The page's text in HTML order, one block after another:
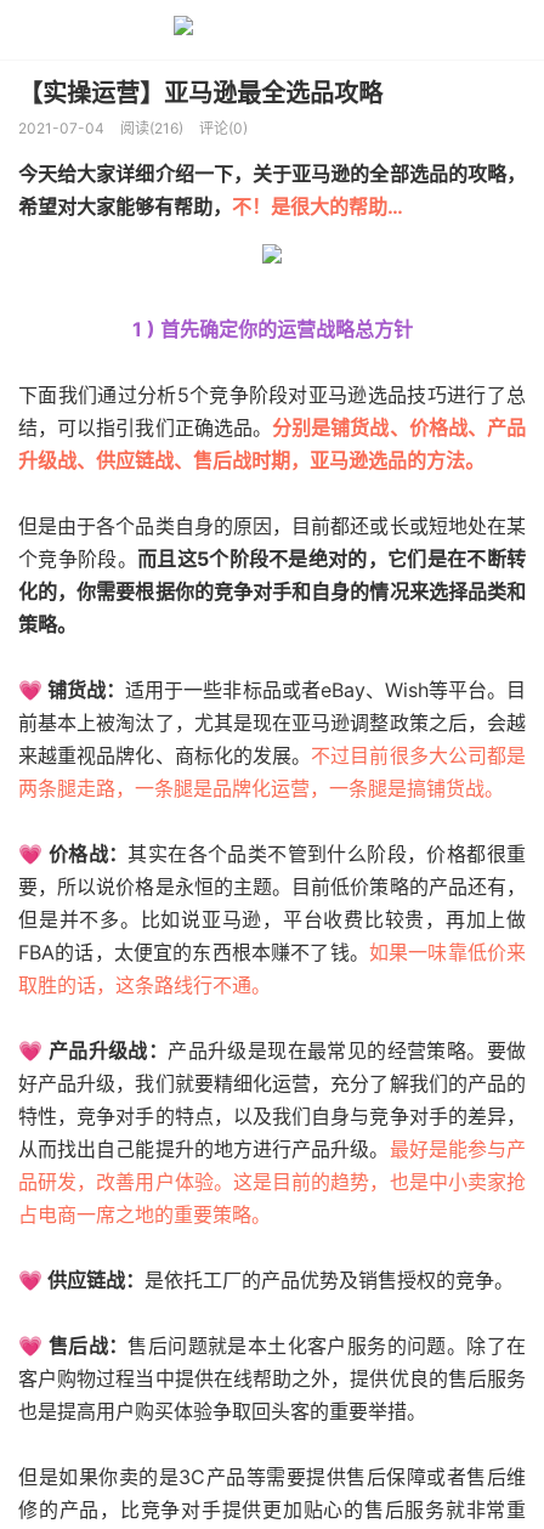
【实操运营】亚马逊最全选品攻略
2021-07-04 阅读(216) 评论(0)
今天给大家详细介绍一下，关于亚马逊的全部选品的攻略，
希望对大家能够有帮助， 不！是很大的帮助…
1 ) 首先确定你的运营战略总方针
下面我们通过分析5个竞争阶段对亚马逊选品技巧进行了总
结，可以指引我们正确选品。分别是铺货战、价格战、产品
升级战、供应链战、售后战时期，亚马逊选品的方法。
但是由于各个品类自身的原因，目前都还或长或短地处在某
个竞争阶段。 而且这5个阶段不是绝对的，它们是在不断转
化的，你需要根据你的竞争对手和自身的情况来选择品类和
策略。
💗 铺货战：适用于一些非标品或者eBay、Wish等平台。目
前基本上被淘汰了，尤其是现在亚马逊调整政策之后，会越
来越重视品牌化、商标化的发展。 不过目前很多大公司都是
两条腿走路，一条腿是品牌化运营，一条腿是搞铺货战。
💗 价格战：其实在各个品类不管到什么阶段，价格都很重
要，所以说价格是永恒的主题。目前低价策略的产品还有，
但是并不多。比如说亚马逊，平台收费比较贵，再加上做
FBA的话，太便宜的东西根本赚不了钱。 如果一味靠低价来
取胜的话，这条路线行不通。
💗 产品升级战： 产品升级是现在最常见的经营策略。要做
好产品升级，我们就要精细化运营，充分了解我们的产品的
特性，竞争对手的特点，以及我们自身与竞争对手的差异，
从而找出自己能提升的地方进行产品升级。 最好是能参与产
品研发，改善用户体验。这是目前的趋势，也是中小卖家抢
占电商一席之地的重要策略。
💗 供应链战： 是依托工厂的产品优势及销售授权的竞争。
💗 售后战：售后问题就是本土化客户服务的问题。除了在
客户购物过程当中提供在线帮助之外，提供优良的售后服务
也是提高用户购买体验争取回头客的重要举措。
但是如果你卖的是3C产品等需要提供售后保障或者售后维
修的产品，比竞争对手提供更加贴心的售后服务就非常重